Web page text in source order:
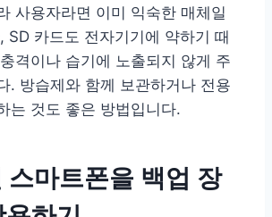
사용자라면 이미 익숙한 매체일
SD 카드도 전자기기에 약하기 때
격이나 습기에 노출되지 않게 주
. 방습제와 함께 보관하거나 전용
는 것도 좋은 방법입니다.
스마트폰을 백업 장